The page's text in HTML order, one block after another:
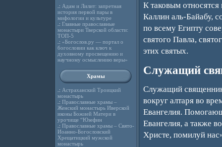
.: Адам и Лилит: запретная
история первой пары в
мифологии и культуре
.: Главные православные
монастыри Тверской области:
ТОП-5
.: «Богослов.ру — портал о
богословии как ключ к
духовному просвещению и
научному осмыслению веры»
Храмы
.: Астраханский Троицкий
монастырь
.: Православные храмы –
Женский монастырь Иверской
иконы Божией Матери в
урочище “Юзефин
.: Православные храмы – Свято-
Иоанно-Богословский
Хрещатицкий мужской
монастырь
К таковым
Каллин аль-Байабу,
по всему Египту
святого Павла,
этих святых.
Служащий
Служащий
вокруг алтаря во
Евангелия.
Евангелия, а также
Христе, помилуй